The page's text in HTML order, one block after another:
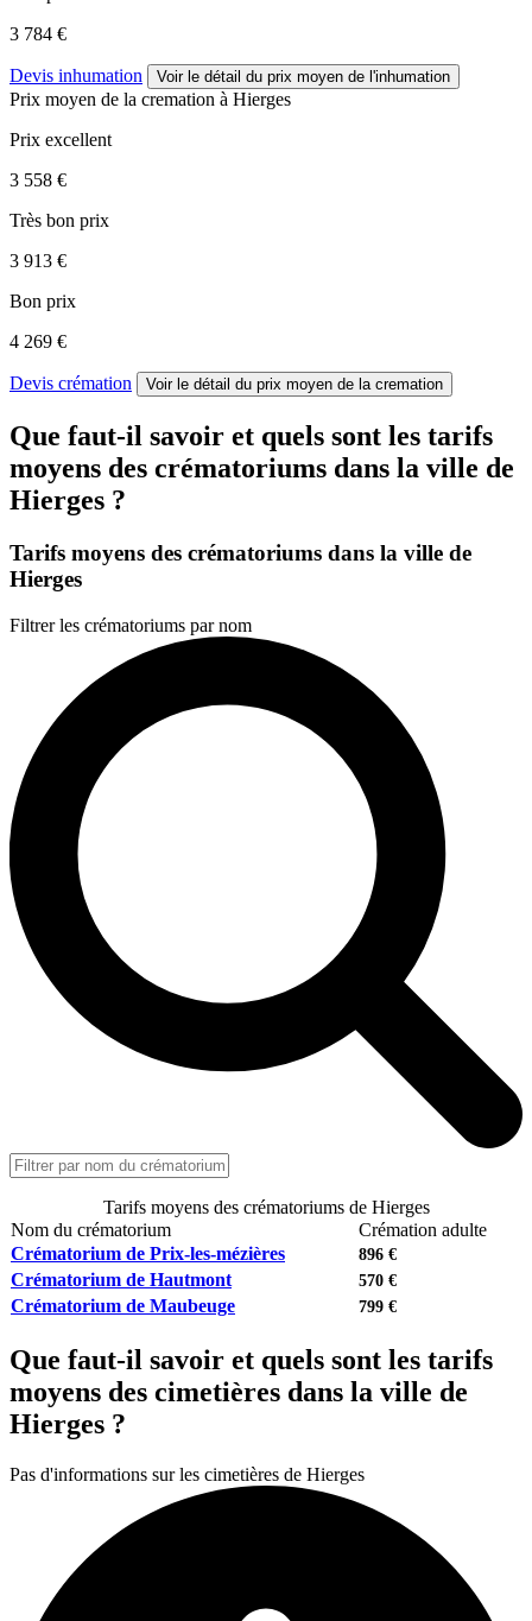
3 784 €
Devis inhumation Voir le détail du prix moyen de l'inhumation
Prix moyen de la cremation à Hierges
Prix excellent
3 558 €
Très bon prix
3 913 €
Bon prix
4 269 €
Devis crémation Voir le détail du prix moyen de la cremation
Que faut-il savoir et quels sont les tarifs
moyens des crématoriums dans la ville de
Hierges ?
Tarifs moyens des crématoriums dans la ville de
Hierges
Filtrer les crématoriums par nom
Tarifs moyens des crématoriums de Hierges
Nom du crématorium
Crémation adulte
Crématorium de Prix-les-mézières
896 €
Crématorium de Hautmont 570 €
Crématorium de Maubeuge 799 €
Que faut-il savoir et quels sont les tarifs
moyens des cimetières dans la ville de
Hierges ?
Pas d'informations sur les cimetières de Hierges